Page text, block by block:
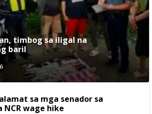
timbog sa iligal na
baril
sa mga senador sa
NCR wage hike